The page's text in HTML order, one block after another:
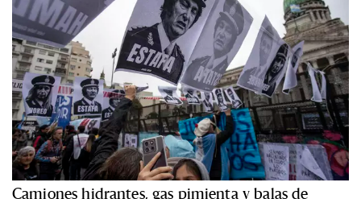
Camiones hidrantes, gas pimienta y balas de